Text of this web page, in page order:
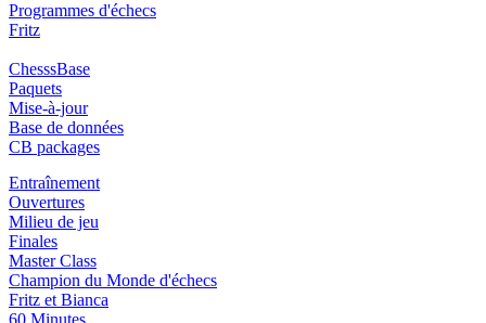
Programmes d'échecs
Fritz
ChesssBase
Paquets
Mise-à-jour
Base de données
CB packages
Entraînement
Ouvertures
Milieu de jeu
Finales
Master Class
Champion du Monde d'échecs
Fritz et Bianca
60 Minutes